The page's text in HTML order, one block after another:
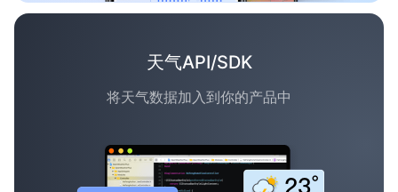
天气API/SDK
将天气数据加入到你的产品中